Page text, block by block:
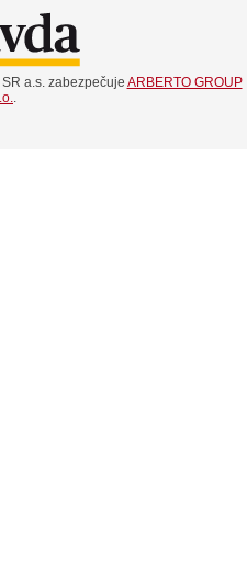
a.s. zabezpečuje ARBERTO GROUP